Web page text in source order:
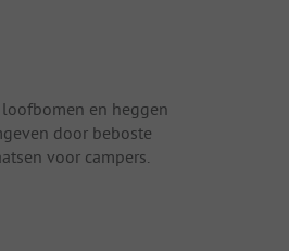
en heggen
door beboste
voor campers.